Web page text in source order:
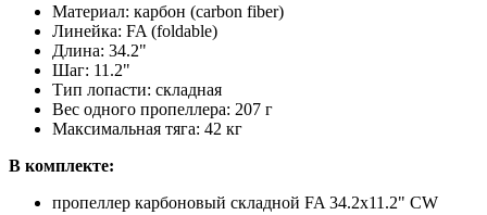
Материал: карбон (carbon fiber)
Линейка: FA (foldable)
Длина: 34.2"
Шаг: 11.2"
Тип лопасти: складная
Вес одного пропеллера: 207 г
Максимальная тяга: 42 кг
В комплекте:
пропеллер карбоновый складной FA 34.2x11.2" CW